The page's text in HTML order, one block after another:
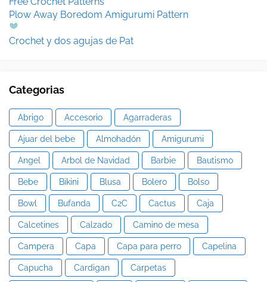
Plow Away Boredom Amigurumi Pattern
Crochet y dos agujas de Pat
Categorias
Abrigo Accesorio Agarraderas
Ajuar del bebe Almohadón Amigurumi
Angel Arbol de Navidad Barbie Bautismo
Bebe Bikini Blusa Bolero Bolso
Bowl Bufanda C2C Cactus Caja
Calcetines Calzado Camino de mesa
Campera Capa Capa para perro Capelina
Capucha Cardigan Carpetas